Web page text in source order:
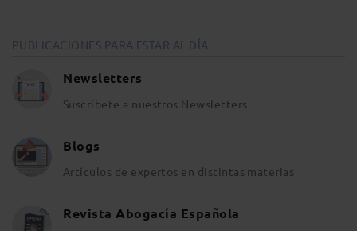
PUBLICACIONES PARA ESTAR AL DÍA
Newsletters
Suscríbete a nuestros Newsletters
Blogs
Artículos de expertos en distintas materias
Revista Abogacía Española